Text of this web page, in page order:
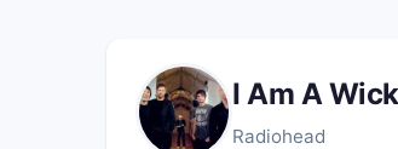
I Am A
Radiohead